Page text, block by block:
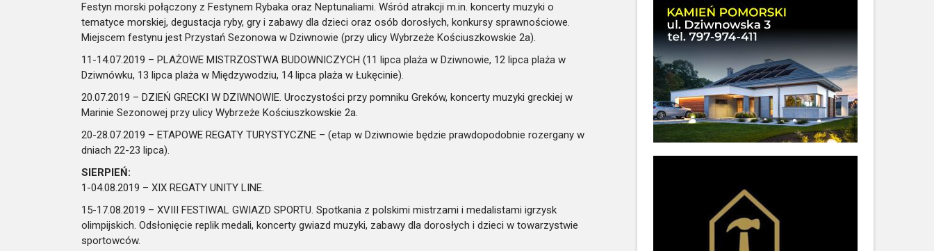
Festyn morski połączony z Festynem Rybaka oraz Neptunaliami. Wśród atrakcji m.in. koncerty muzyki o
tematyce morskiej, degustacja ryby, gry i zabawy dla dzieci oraz osób dorosłych, konkursy sprawnościowe.
Miejscem festynu jest Przystań Sezonowa w Dziwnowie (przy ulicy Wybrzeże Kościuszkowskie 2a).
11-14.07.2019 – PLAŻOWE MISTRZOSTWA BUDOWNICZYCH (11 lipca plaża w Dziwnowie, 12 lipca plaża w
Dziwnówku, 13 lipca plaża w Międzywodziu, 14 lipca plaża w Łukęcinie).
20.07.2019 – DZIEŃ GRECKI W DZIWNOWIE. Uroczystości przy pomniku Greków, koncerty muzyki greckiej w
Marinie Sezonowej przy ulicy Wybrzeże Kościuszkowskie 2a.
20-28.07.2019 – ETAPOWE REGATY TURYSTYCZNE – (etap w Dziwnowie będzie prawdopodobnie rozergany w
dniach 22-23 lipca).
SIERPIEŃ:
1-04.08.2019 – XIX REGATY UNITY LINE.
15-17.08.2019 – XVIII FESTIWAL GWIAZD SPORTU. Spotkania z polskimi mistrzami i medalistami igrzysk
olimpijskich. Odsłonięcie replik medali, koncerty gwiazd muzyki, zabawy dla dorosłych i dzieci w towarzystwie
sportowców.